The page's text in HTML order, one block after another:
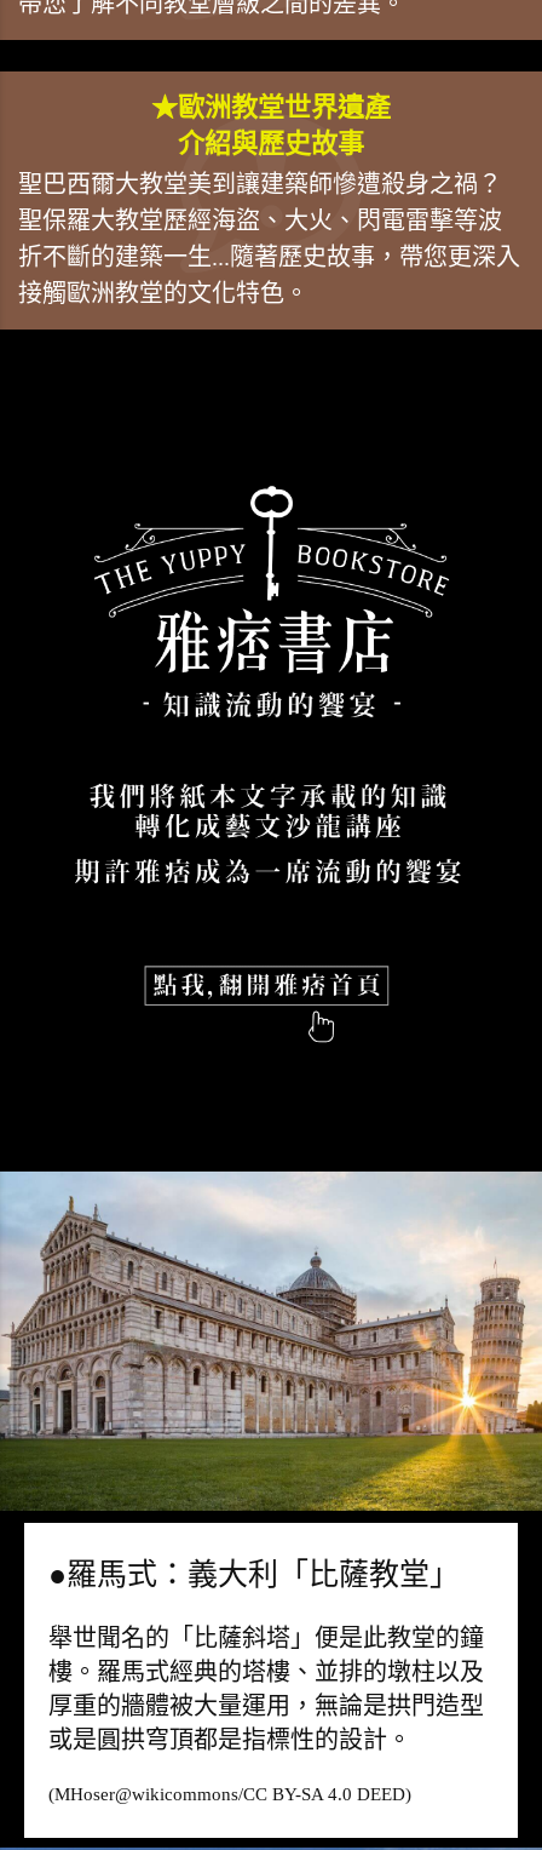
★歐洲教堂世界遺產
介紹與歷史故事
聖巴西爾大教堂美到讓建築師慘遭殺身之禍？
聖保羅大教堂歷經海盜、大火、閃電雷擊等波
折不斷的建築一生...隨著歷史故事，帶您更深入
接觸歐洲教堂的文化特色。
●羅馬式：義大利「比薩教堂」
舉世聞名的「比薩斜塔」便是此教堂的鐘
樓。羅馬式經典的塔樓、並排的墩柱以及
厚重的牆體被大量運用，無論是拱門造型
或是圓拱穹頂都是指標性的設計。
(MHoser@wikicommons/CC BY-SA 4.0 DEED)